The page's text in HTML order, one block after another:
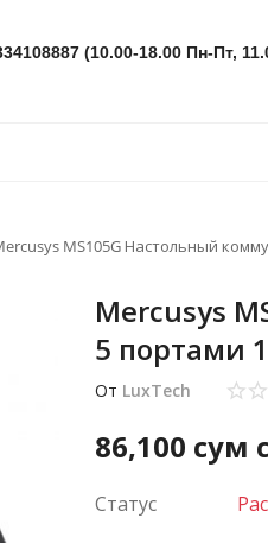
(10.00-18.00 Пн-Пт,
MS105G Настольный
Mercusys
5 портами
От LuxTech
86,100 сум
Статус